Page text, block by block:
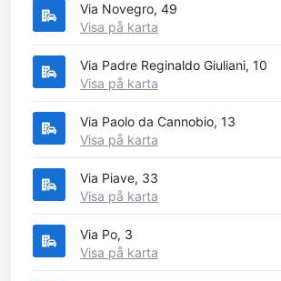
Via Novegro, 49
Visa på karta
Via Padre Reginaldo Giuliani, 10
Visa på karta
Via Paolo da Cannobio, 13
Visa på karta
Via Piave, 33
Visa på karta
Via Po, 3
Visa på karta